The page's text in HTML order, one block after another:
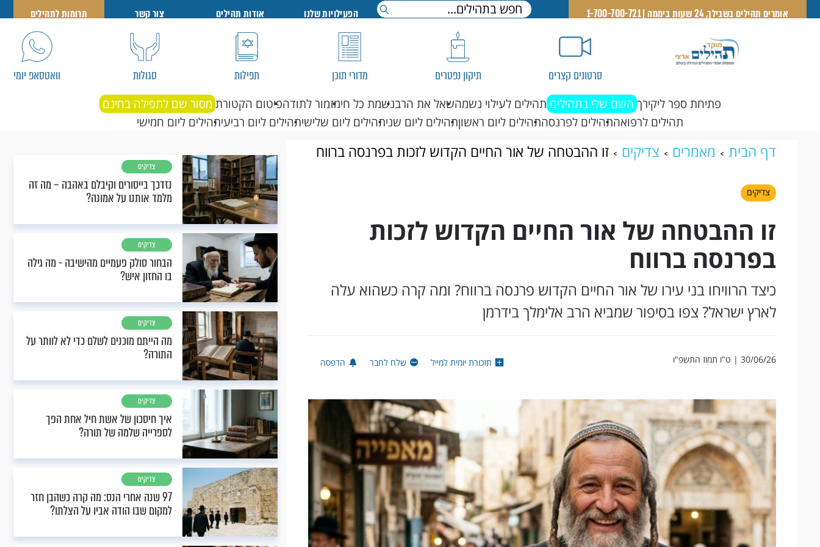
אומרים תהילים בשבילך, 24 שעות ביממה | 1-700-700-721 הפעילויות שלנו אודות תהילים צור קשר תרומות לתהילים
סרטונים קצרים תיקון נפטרים מדורי תוכן תפילות סגולות וואטסאפ יומי
פתיחת ספר ליקירך השם שלי בתהילים תהילים לעילוי נשמהשאל את הרבנשמת כל חימזמור לתודהפיטום הקטורת מסור שם לתפילה בחינם
תהילים לרפואהתהילים לפרנסהתהילים ליום ראשוןתהילים ליום שניתהילים ליום שלישיתהילים ליום רביעיתהילים ליום חמישי
דף הבית מאמרים צדיקים זו ההבטחה של אור החיים הקדוש לזכות בפרנסה ברווח
צדיקים
זו ההבטחה של אור החיים הקדוש לזכות
בפרנסה ברווח
כיצד הרוויחו בני עירו של אור החיים הקדוש פרנסה ברווח? ומה קרה כשהוא עלה
לארץ ישראל? צפו בסיפור שמביא הרב אלימלך בידרמן
30/06/26 | ט"ו תמוז התשפ"ו תזכורת יומית למייל שלח לחבר הדפסה
צדיקים
נזדכך בייסורים וקיבלם באהבה – מה זה
מלמד אותנו על אמונה?
צדיקים
הבחור סולק פעמיים מהישיבה - מה גילה
בו החזון איש?
צדיקים
מה הייתם מוכנים לשלם כדי לא לוותר על
התורה?
צדיקים
איך חיסכון של אשת חיל אחת הפך
לספרייה שלמה של תורה?
צדיקים
97 שנה אחרי הנס: מה קרה כשהבן חזר
למקום שבו הודה אביו על הצלתו?